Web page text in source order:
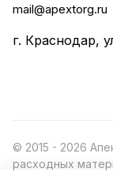
mail@apextorg.ru
г. Краснодар,
© 2015 - 2026
расходных